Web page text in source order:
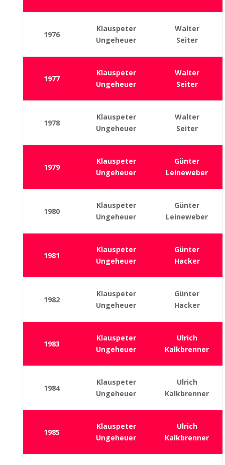
1976
Klauspeter
Ungeheuer
Walter
Seiter
1977
Klauspeter
Ungeheuer
Walter
Seiter
1978
Klauspeter
Ungeheuer
Walter
Seiter
1979
Klauspeter
Ungeheuer
Günter
Leineweber
1980
Klauspeter
Ungeheuer
Günter
Leineweber
1981
Klauspeter
Ungeheuer
Günter
Hacker
1982
Klauspeter
Ungeheuer
Günter
Hacker
1983
Klauspeter
Ungeheuer
Ulrich
Kalkbrenner
1984
Klauspeter
Ungeheuer
Ulrich
Kalkbrenner
1985
Klauspeter
Ungeheuer
Ulrich
Kalkbrenner